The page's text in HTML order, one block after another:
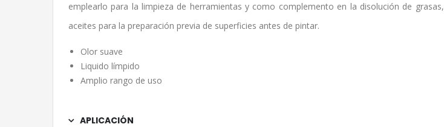
emplearlo para la limpieza de herramientas y como complemento en la disolución de grasas,
aceites para la preparación previa de superficies antes de pintar.
Olor suave
Liquido límpido
Amplio rango de uso
APLICACIÓN